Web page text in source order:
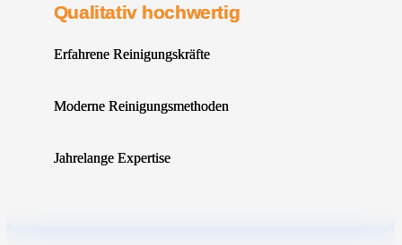
Qualitativ hochwertig
Erfahrene Reinigungskräfte
Moderne Reinigungsmethoden
Jahrelange Expertise